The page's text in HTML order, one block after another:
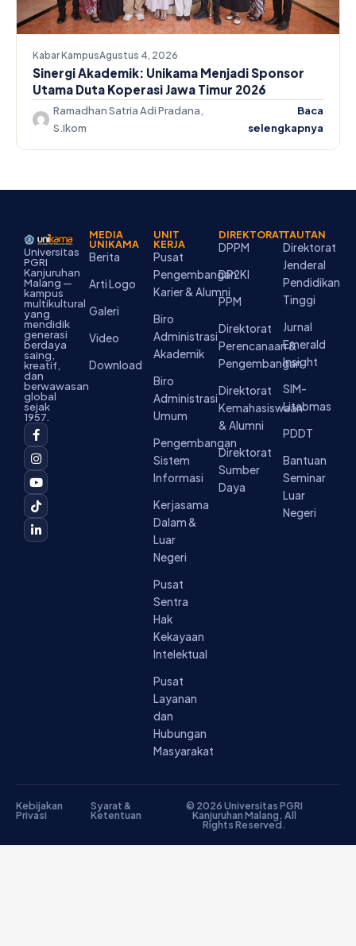
Kabar KampusAgustus 4, 2026
Sinergi Akademik: Unikama Menjadi Sponsor
Utama Duta Koperasi Jawa Timur 2026
Ramadhan Satria Adi Pradana,
S.Ikom
Baca
selengkapnya
Universitas
PGRI
Kanjuruhan
Malang —
kampus
multikultural
yang
mendidik
generasi
berdaya
saing,
kreatif,
dan
berwawasan
global
sejak
1957.
F
a
c
e
b
o
o
k
-
f
I
n
s
t
a
g
r
a
m
Y
o
u
t
u
b
e
T
i
k
t
o
k
L
i
n
k
e
d
i
n
-
i
MEDIA
UNIKAMA
Berita
Arti Logo
Galeri
Video
Download
UNIT
KERJA
Pusat
Pengembangan
Karier & Alumni
Biro
Administrasi
Akademik
Biro
Administrasi
Umum
Pengembangan
Sistem
Informasi
Kerjasama
Dalam &
Luar
Negeri
Pusat
Sentra
Hak
Kekayaan
Intelektual
Pusat
Layanan
dan
Hubungan
Masyarakat
DIREKTORAT
DPPM
DP2KI
PPM
Direktorat
Perencanaan &
Pengembangan
Direktorat
Kemahasiswaan
& Alumni
Direktorat
Sumber
Daya
TAUTAN
Direktorat
Jenderal
Pendidikan
Tinggi
Jurnal
Emerald
Insight
SIM-
Litabmas
PDDT
Bantuan
Seminar
Luar
Negeri
© 2026 Universitas PGRI
Kanjuruhan Malang. All
Rights Reserved.
Kebijakan
Privasi
Syarat &
Ketentuan